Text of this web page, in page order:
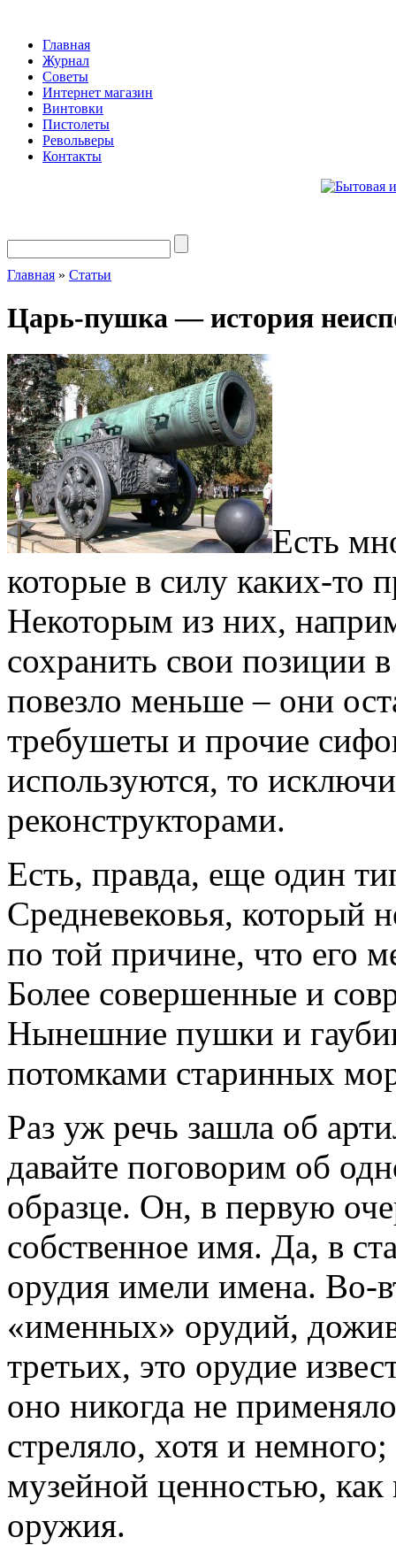
Главная
Журнал
Советы
Интернет магазин
Винтовки
Пистолеты
Револьверы
Контакты
Главная » Статьи
Царь-пушка — история
Есть
которые в силу каких-то
Некоторым из них,
сохранить свои позиции
повезло меньше – они
требушеты и прочие
используются, то
реконструкторами.
Есть, правда, еще один
Средневековья, который
по той причине, что его
Более совершенные и
Нынешние пушки и
потомками старинных
Раз уж речь зашла об
давайте поговорим об
образце. Он, в первую
собственное имя. Да, в
орудия имели имена. Во-
«именных» орудий,
третьих, это орудие
оно никогда не
стреляло, хотя и
музейной ценностью, как
оружия.